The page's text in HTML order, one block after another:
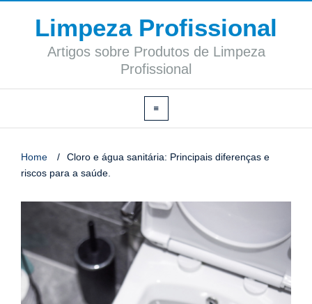
Limpeza Profissional
Artigos sobre Produtos de Limpeza
Profissional
Home /
Cloro e água sanitária: Principais diferenças e
riscos para a saúde.